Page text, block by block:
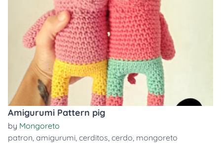
Amigurumi Pattern pig
by Mongoreto
patron, amigurumi, cerditos, cerdo, mongoreto